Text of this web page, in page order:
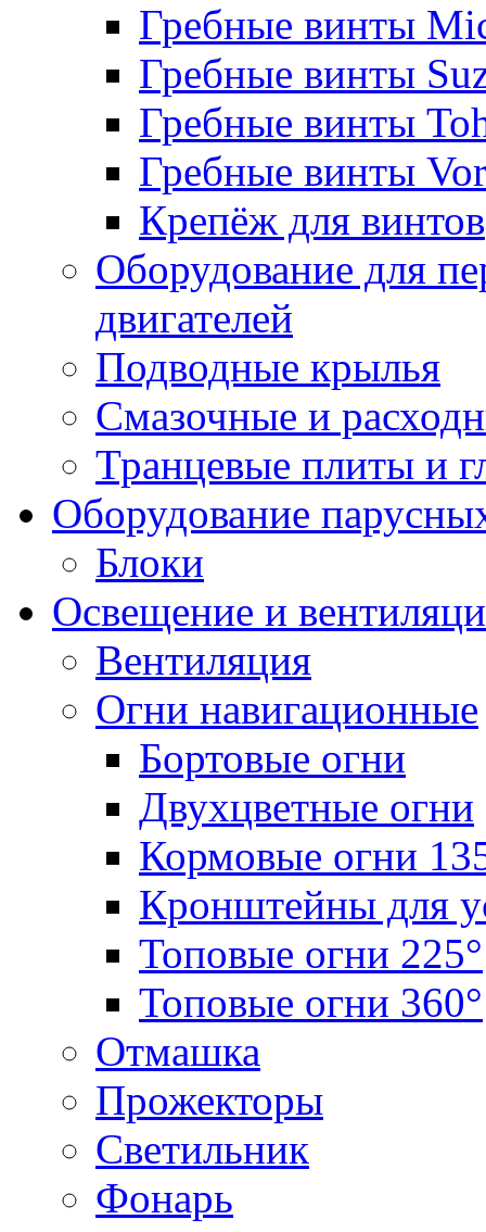
Гребные винты
Гребные винты
Гребные винты
Гребные винты
Крепёж для винтов
Оборудование для
двигателей
Подводные крылья
Смазочные и
Транцевые плиты и
Оборудование
Блоки
Освещение и
Вентиляция
Огни навигационные
Бортовые огни
Двухцветные огни
Кормовые огни
Кронштейны для
Топовые огни 225°
Топовые огни 360°
Отмашка
Прожекторы
Светильник
Фонарь